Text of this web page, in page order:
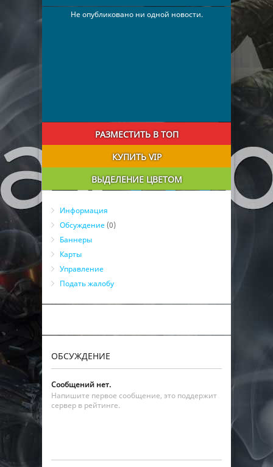
Не опубликовано ни одной новости.
РАЗМЕСТИТЬ В ТОП
КУПИТЬ VIP
ВЫДЕЛЕНИЕ ЦВЕТОМ
Информация
Обсуждение (0)
Баннеры
Карты
Управление
Подать жалобу
ОБСУЖДЕНИЕ
Сообщений нет.
Напишите первое сообщение, это поддержит
сервер в рейтинге.